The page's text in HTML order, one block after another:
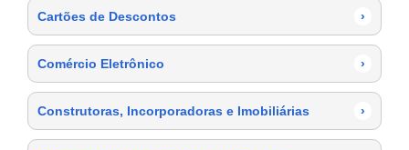
Cartões de Descontos ›
Comércio Eletrônico ›
Construtoras, Incorporadoras e Imobiliárias ›